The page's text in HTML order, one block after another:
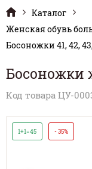
Каталог
Женская обувь
Босоножки 41, 42,
Босоножки
Код товара ЦУ-
1+1=45 - 35%